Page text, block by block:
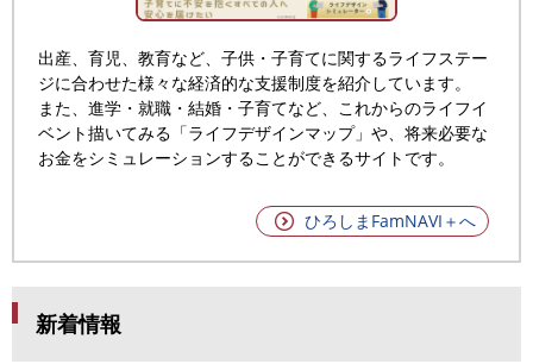
出産、育児、教育など、子供・子育てに関するライフステー
ジに合わせた様々な経済的な支援制度を紹介しています。
また、進学・就職・結婚・子育てなど、これからのライフイ
ベント描いてみる「ライフデザインマップ」や、将来必要な
お金をシミュレーションすることができるサイトです。
ひろしまFamNAVI＋へ
新着情報